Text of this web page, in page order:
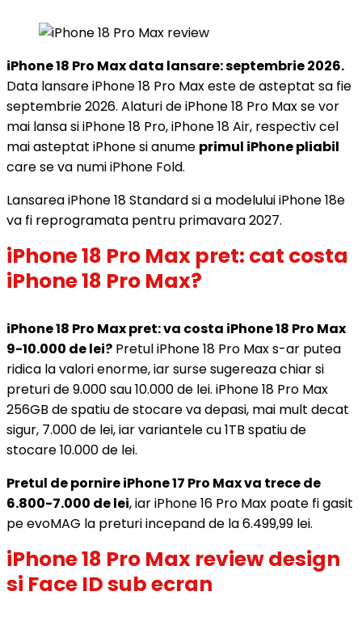
iPhone 18 Pro Max data lansare: septembrie 2026.
Data lansare iPhone 18 Pro Max este de asteptat sa fie
septembrie 2026. Alaturi de iPhone 18 Pro Max se vor
mai lansa si iPhone 18 Pro, iPhone 18 Air, respectiv cel
mai asteptat iPhone si anume primul iPhone pliabil
care se va numi iPhone Fold.
Lansarea iPhone 18 Standard si a modelului iPhone 18e
va fi reprogramata pentru primavara 2027.
iPhone 18 Pro Max pret: cat costa
iPhone 18 Pro Max?
iPhone 18 Pro Max pret: va costa iPhone 18 Pro Max
9-10.000 de lei? Pretul iPhone 18 Pro Max s-ar putea
ridica la valori enorme, iar surse sugereaza chiar si
preturi de 9.000 sau 10.000 de lei. iPhone 18 Pro Max
256GB de spatiu de stocare va depasi, mai mult decat
sigur, 7.000 de lei, iar variantele cu 1TB spatiu de
stocare 10.000 de lei.
Pretul de pornire iPhone 17 Pro Max va trece de
6.800-7.000 de lei, iar iPhone 16 Pro Max poate fi gasit
pe evoMAG la preturi incepand de la 6.499,99 lei.
iPhone 18 Pro Max review design
si Face ID sub ecran